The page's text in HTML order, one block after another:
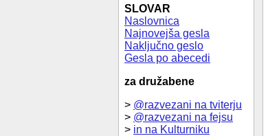
SLOVAR
Naslovnica
Najnovejša gesla
Naključno geslo
Gesla po abecedi
za družabene
> @razvezani na tviterju
> @razvezani na fejsu
> in na Kulturniku